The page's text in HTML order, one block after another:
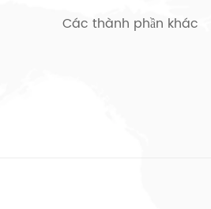
Các thành phần khác